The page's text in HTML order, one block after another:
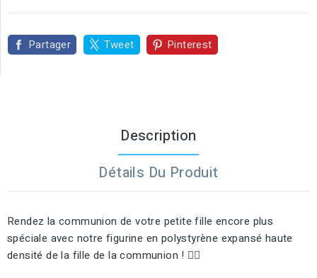
Partager Tweet Pinterest
Description
Détails Du Produit
Rendez la communion de votre petite fille encore plus
spéciale avec notre figurine en polystyrène expansé haute
densité de la fille de la communion ! 👰‍♀️